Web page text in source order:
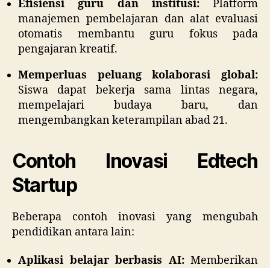
Efisiensi guru dan institusi:Platform
manajemen pembelajaran dan alat evaluasi
otomatis membantu guru fokus pada
pengajaran kreatif.
Memperluas peluang kolaborasi global:
Siswa dapat bekerja sama lintas negara,
mempelajari budaya baru, dan
mengembangkan keterampilan abad 21.
Contoh Inovasi Edtech
Startup
Beberapa contoh inovasi yang mengubah
pendidikan antara lain:
Aplikasi belajar berbasis AI:Memberikan